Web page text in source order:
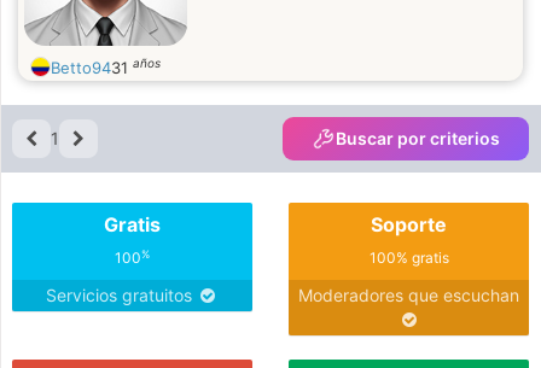
Betto9431 años
1 Buscar por criterios
Gratis
100%
Servicios gratuitos
Soporte
100% gratis
Moderadores que escuchan